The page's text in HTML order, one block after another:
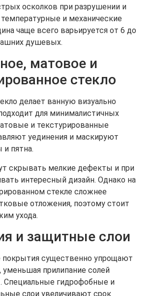
осколков при разрушении и
и механические
чаще всего варьируется от 6 до
душевых.
матовое и
стекло
делает ванную визуально
для минималистичных
и текстурированные
уединения и маскируют
пятна.
скрывать мелкие дефекты и при
интересный дизайн. Однако на
стекле сложнее
отложения, поэтому стоит
ухода.
и защитные слои
покрытия существенно упрощают
уменьшая прилипание солей
Специальные гидрофобные и
слои увеличивают срок